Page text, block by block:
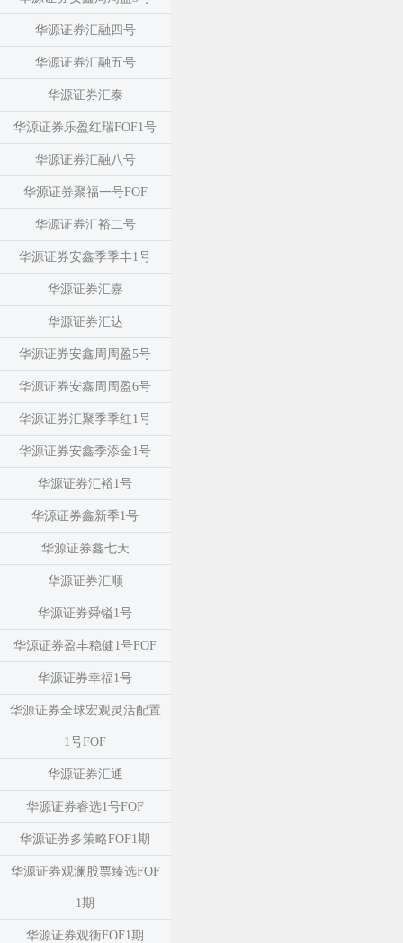
华源证券汇融四号
华源证券汇融五号
华源证券汇泰
华源证券乐盈红瑞FOF1号
华源证券汇融八号
华源证券聚福一号FOF
华源证券汇裕二号
华源证券安鑫季季丰1号
华源证券汇嘉
华源证券汇达
华源证券安鑫周周盈5号
华源证券安鑫周周盈6号
华源证券汇聚季季红1号
华源证券安鑫季添金1号
华源证券汇裕1号
华源证券鑫新季1号
华源证券鑫七天
华源证券汇顺
华源证券舜镒1号
华源证券盈丰稳健1号FOF
华源证券幸福1号
华源证券全球宏观灵活配置
1号FOF
华源证券汇通
华源证券睿选1号FOF
华源证券多策略FOF1期
华源证券观澜股票臻选FOF
1期
华源证券观衡FOF1期